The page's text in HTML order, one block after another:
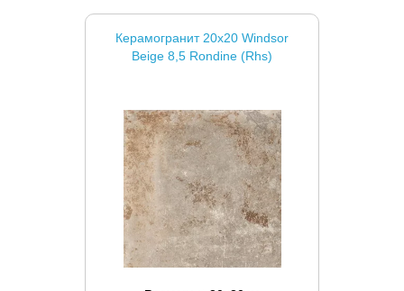
Керамогранит 20x20 Windsor
Beige 8,5 Rondine (Rhs)